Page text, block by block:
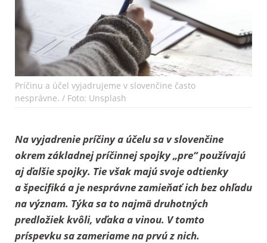
Príčinu a účel vyjadrujeme v slovenčine často
nesprávne. / Foto: Unsplash
Na vyjadrenie príčiny a účelu sa v slovenčine
okrem základnej príčinnej spojky „pre“ používajú
aj ďalšie spojky. Tie však majú svoje odtienky
a špecifiká a je nesprávne zamieňať ich bez ohľadu
na význam. Týka sa to najmä druhotných
predložiek kvôli, vďaka a vinou. V tomto
príspevku sa zameriame na prvú z nich.